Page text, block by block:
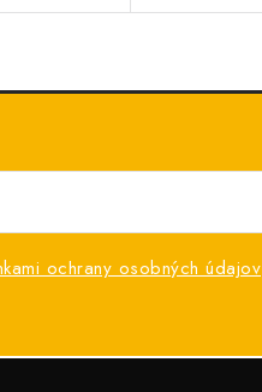
ochrany osobných údajov